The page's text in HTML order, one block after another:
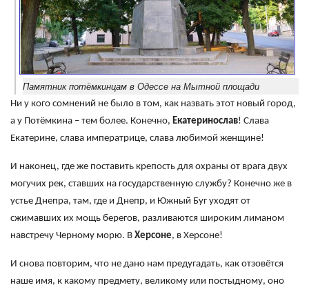
Памятник потёмкинцам в Одессе на Мытной площади
Ни у кого сомнений не было в том, как назвать этот новый город,
а у Потёмкина – тем более. Конечно, Екатеринослав! Слава
Екатерине, слава императрице, слава любимой женщине!
И наконец, где же поставить крепость для охраны от врага двух
могучих рек, ставших на государственную службу? Конечно же в
устье Днепра, там, где и Днепр, и Южный Буг уходят от
сжимавших их мощь берегов, разливаются широким лиманом
навстречу Черному морю. В Херсоне, в Херсоне!
И снова повторим, что не дано нам предугадать, как отзовётся
наше имя, к какому предмету, великому или постыдному, оно